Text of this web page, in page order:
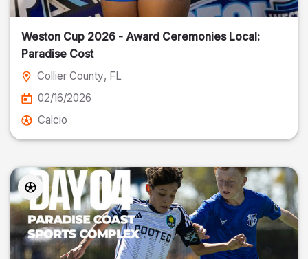
Weston Cup 2026 - Award Ceremonies Local:
Paradise Cost
Collier County, FL
02/16/2026
Calcio